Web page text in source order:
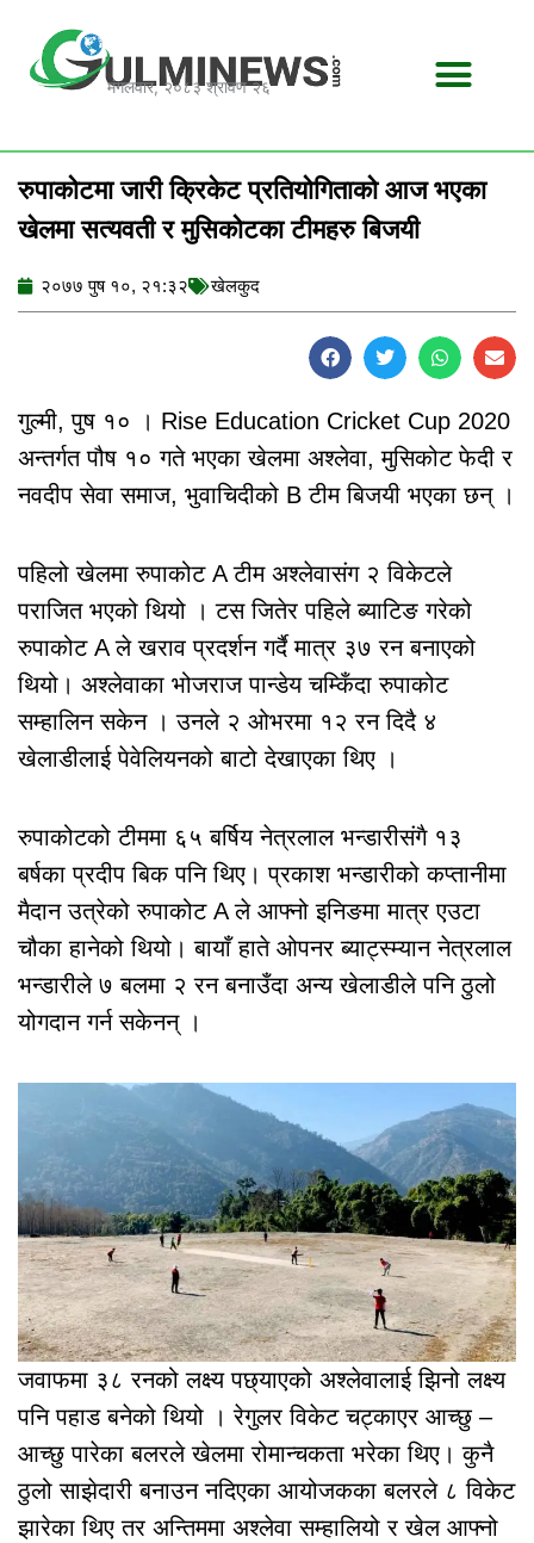
content
मंगलवार, २०८३ श्रावण २६
रुपाकोटमा जारी क्रिकेट प्रतियोगिताको आज भएका
खेलमा सत्यवती र मुसिकोटका टीमहरु बिजयी
२०७७ पुष १०, २१:३२ खेलकुद
गुल्मी, पुष १० । Rise Education Cricket Cup 2020
अन्तर्गत पौष १० गते भएका खेलमा अश्लेवा, मुसिकोट फेदी र
नवदीप सेवा समाज, भुवाचिदीको B टीम बिजयी भएका छन् ।
पहिलो खेलमा रुपाकोट A टीम अश्लेवासंग २ विकेटले
पराजित भएको थियो । टस जितेर पहिले ब्याटिङ गरेको
रुपाकोट A ले खराव प्रदर्शन गर्दै मात्र ३७ रन बनाएको
थियो। अश्लेवाका भोजराज पान्डेय चम्किँदा रुपाकोट
सम्हालिन सकेन । उनले २ ओभरमा १२ रन दिदै ४
खेलाडीलाई पेवेलियनको बाटो देखाएका थिए ।
रुपाकोटको टीममा ६५ बर्षिय नेत्रलाल भन्डारीसंगै १३
बर्षका प्रदीप बिक पनि थिए। प्रकाश भन्डारीको कप्तानीमा
मैदान उत्रेको रुपाकोट A ले आफ्नो इनिङमा मात्र एउटा
चौका हानेको थियो। बायाँ हाते ओपनर ब्याट्स्म्यान नेत्रलाल
भन्डारीले ७ बलमा २ रन बनाउँदा अन्य खेलाडीले पनि ठुलो
योगदान गर्न सकेनन् ।
जवाफमा ३८ रनको लक्ष्य पछ्याएको अश्लेवालाई झिनो लक्ष्य
पनि पहाड बनेको थियो । रेगुलर विकेट चट्काएर आच्छु –
आच्छु पारेका बलरले खेलमा रोमान्चकता भरेका थिए। कुनै
ठुलो साझेदारी बनाउन नदिएका आयोजकका बलरले ८ विकेट
झारेका थिए तर अन्तिममा अश्लेवा सम्हालियो र खेल आफ्नो